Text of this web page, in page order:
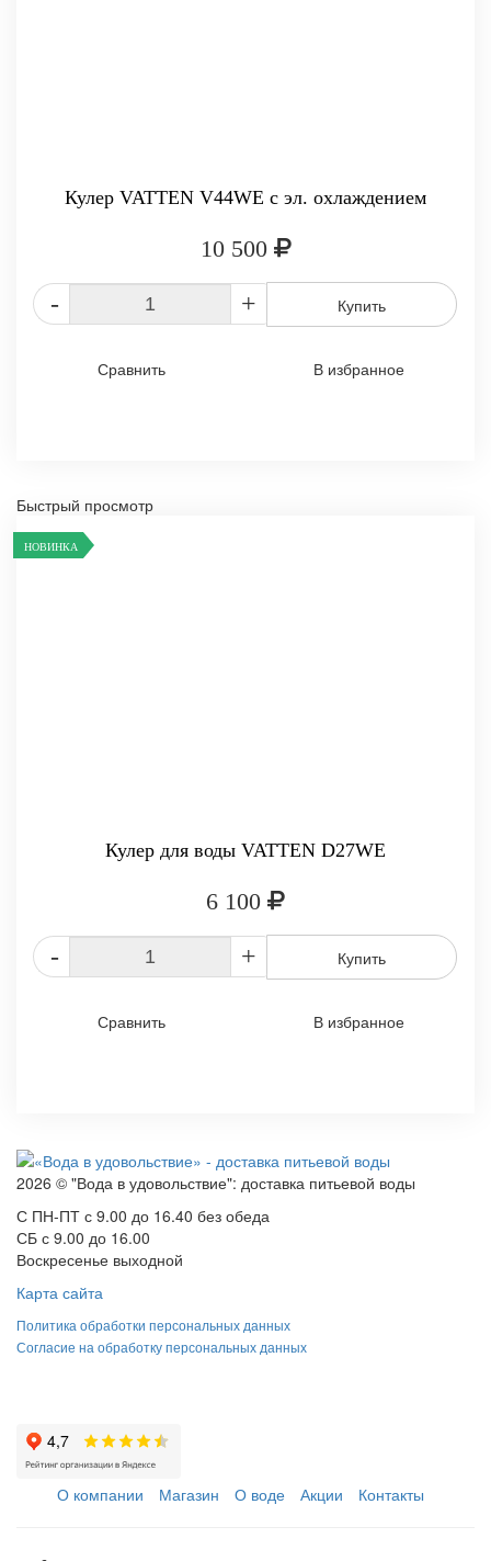
Кулер VATTEN V44WE с эл. охлаждением
10 500
- + Купить
Сравнить В избранное
Быстрый просмотр
НОВИНКА
Кулер для воды VATTEN D27WE
6 100
- + Купить
Сравнить В избранное
2026 © "Вода в удовольствие": доставка питьевой воды
С ПН-ПТ с 9.00 до 16.40 без обеда
СБ с 9.00 до 16.00
Воскресенье выходной
Карта сайта
Политика обработки персональных данных
Согласие на обработку персональных данных
О компании Магазин О воде Акции Контакты